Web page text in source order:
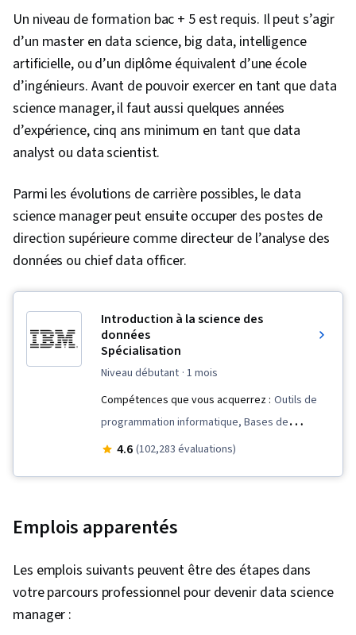
Un niveau de formation bac + 5 est requis. Il peut s’agir
d’un master en data science, big data, intelligence
artificielle, ou d’un diplôme équivalent d’une école
d’ingénieurs. Avant de pouvoir exercer en tant que data
science manager, il faut aussi quelques années
d’expérience, cinq ans minimum en tant que data
analyst ou data scientist.
Parmi les évolutions de carrière possibles, le data
science manager peut ensuite occuper des postes de
direction supérieure comme directeur de l’analyse des
données ou chief data officer.
Introduction à la science des
données
Spécialisation
niveau débutant · 1 mois
Compétences que vous acquerrez : Outils de
programmation informatique, Bases de
données relationnelles, Évaluation du modèle,
Déploiement du modèle, Programmation
Prétraitement des données, Big Data, SQL,
Gestion des bases de données, Procédure
4.6 (102,283 évaluations)
Emplois apparentés
Les emplois suivants peuvent être des étapes dans
votre parcours professionnel pour devenir data science
manager :